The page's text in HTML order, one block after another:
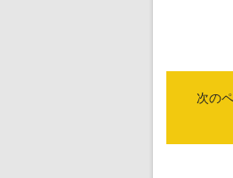
次の